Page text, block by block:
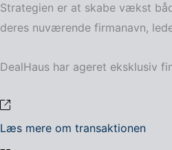
Strategien er at skabe vækst
deres nuværende firmanavn,
DealHaus har ageret eksklusiv
Læs mere om transaktionen